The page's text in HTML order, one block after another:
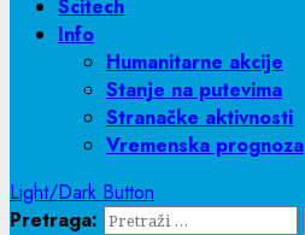
Scitech
Info
Humanitarne akcije
Stanje na putevima
Stranačke aktivnosti
Vremenska prognoza
Light/Dark Button
Pretraga: